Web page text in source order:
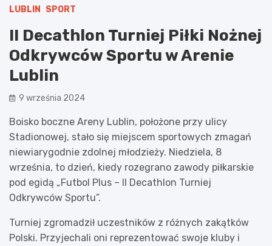
LUBLIN SPORT
II Decathlon Turniej Piłki Nożnej
Odkrywców Sportu w Arenie
Lublin
9 września 2024
Boisko boczne Areny Lublin, położone przy ulicy
Stadionowej, stało się miejscem sportowych zmagań
niewiarygodnie zdolnej młodzieży. Niedziela, 8
września, to dzień, kiedy rozegrano zawody piłkarskie
pod egidą „Futbol Plus – II Decathlon Turniej
Odkrywców Sportu”.
Turniej zgromadził uczestników z różnych zakątków
Polski. Przyjechali oni reprezentować swoje kluby i